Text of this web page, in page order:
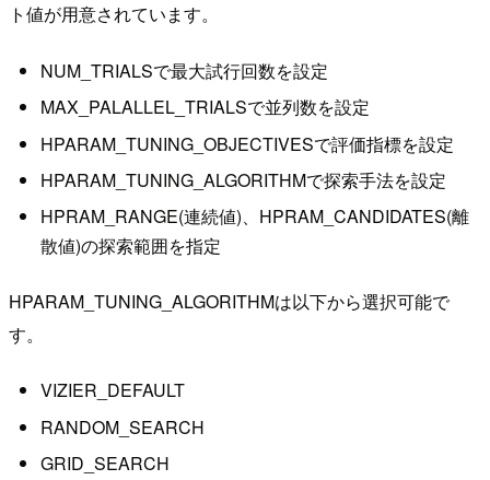
ト値が用意されています。
NUM_TRIALSで最大試行回数を設定
MAX_PALALLEL_TRIALSで並列数を設定
HPARAM_TUNING_OBJECTIVESで評価指標を設定
HPARAM_TUNING_ALGORITHMで探索手法を設定
HPRAM_RANGE(連続値)、HPRAM_CANDIDATES(離
散値)の探索範囲を指定
HPARAM_TUNING_ALGORITHMは以下から選択可能で
す。
VIZIER_DEFAULT
RANDOM_SEARCH
GRID_SEARCH